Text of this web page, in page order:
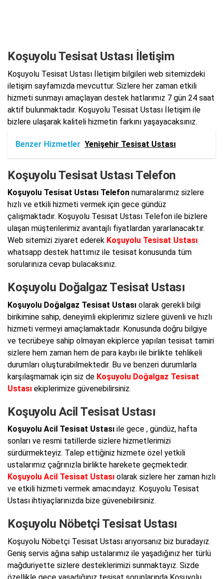
Koşuyolu Tesisat Ustası İletişim
Koşuyolu Tesisat Ustası İletişim bilgileri web sitemizdeki
iletişim sayfamızda mevcuttur. Sizlere her zaman etkili
hizmeti sunmayı amaçlayan destek hatlarımız 7 gün 24 saat
aktif bulunmaktadır. Koşuyolu Tesisat Ustası İletişim ile
bizlere ulaşarak kaliteli hizmetin farkını yaşayacaksınız.
Benzer Hizmetler Yenişehir Tesisat Ustası
Koşuyolu Tesisat Ustası Telefon
Koşuyolu Tesisat Ustası Telefon numaralarımız sizlere
hızlı ve etkili hizmeti vermek için gece gündüz
çalışmaktadır. Koşuyolu Tesisat Ustası Telefon ile bizlere
ulaşan müşterilerimiz avantajlı fiyatlardan yararlanacaktır.
Web sitemizi ziyaret ederek Koşuyolu Tesisat Ustası
whatsapp destek hattımız ile tesisat konusunda tüm
sorularınıza cevap bulacaksınız.
Koşuyolu Doğalgaz Tesisat Ustası
Koşuyolu Doğalgaz Tesisat Ustası olarak gerekli bilgi
birikimine sahip, deneyimli ekiplerimiz sizlere güvenli ve hızlı
hizmeti vermeyi amaçlamaktadır. Konusunda doğru bilgiye
ve tecrübeye sahip olmayan ekiplerce yapılan tesisat tamiri
sizlere hem zaman hem de para kaybı ile birlikte tehlikeli
durumları oluşturabilmektedir. Bu ve benzeri durumlarla
karşılaşmamak için siz de Koşuyolu Doğalgaz Tesisat
Ustası ekiplerimize güvenebilirsiniz.
Koşuyolu Acil Tesisat Ustası
Koşuyolu Acil Tesisat Ustası ile gece , gündüz, hafta
sonları ve resmi tatillerde sizlere hizmetlerimizi
sürdürmekteyiz. Talep ettiğiniz hizmete özel yetkili
ustalarımız çağrınızla birlikte harekete geçmektedir.
Koşuyolu Acil Tesisat Ustası olarak sizlere her zaman hızlı
ve etkili hizmeti vermek amacındayız. Koşuyolu Tesisat
Ustası ihtiyaçlarınızda bize güvenebilirsiniz.
Koşuyolu Nöbetçi Tesisat Ustası
Koşuyolu Nöbetçi Tesisat Ustası arıyorsanız biz buradayız.
Geniş servis ağına sahip ustalarımız ile yaşadığınız her türlü
mağduriyette sizlere desteklerimizi sunmaktayız. Sizde
özellikle gece yaşadığınız tesisat sorunlarında Koşuyolu